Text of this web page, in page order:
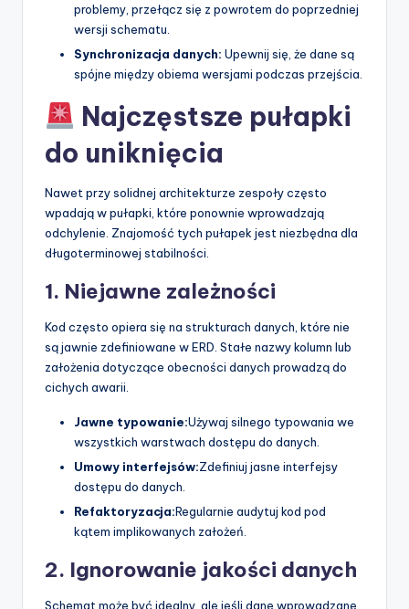
problemy, przełącz się z powrotem do poprzedniej
wersji schematu.
Synchronizacja danych: Upewnij się, że dane są
spójne między obiema wersjami podczas przejścia.
Najczęstsze pułapki
do uniknięcia
Nawet przy solidnej architekturze zespoły często
wpadają w pułapki, które ponownie wprowadzają
odchylenie. Znajomość tych pułapek jest niezbędna dla
długoterminowej stabilności.
1. Niejawne zależności
Kod często opiera się na strukturach danych, które nie
są jawnie zdefiniowane w ERD. Stałe nazwy kolumn lub
założenia dotyczące obecności danych prowadzą do
cichych awarii.
Jawne typowanie:Używaj silnego typowania we
wszystkich warstwach dostępu do danych.
Umowy interfejsów:Zdefiniuj jasne interfejsy
dostępu do danych.
Refaktoryzacja:Regularnie audytuj kod pod
kątem implikowanych założeń.
2. Ignorowanie jakości danych
Schemat może być idealny, ale jeśli dane wprowadzane